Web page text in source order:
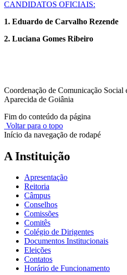
CANDIDATOS OFICIAIS:
1. Eduardo de Carvalho Rezende
2. Luciana Gomes Ribeiro
Coordenação de Comunicação Social
Aparecida de Goiânia
Fim do conteúdo da página
Voltar para o topo
Início da navegação de rodapé
A Instituição
Apresentação
Reitoria
Câmpus
Conselhos
Comissões
Comitês
Colégio de Dirigentes
Documentos Institucionais
Eleições
Contatos
Horário de Funcionamento